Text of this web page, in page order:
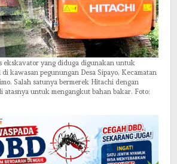
ekskavator yang diduga digunakan untuk
kawasan pegunungan Desa Sipayo, Kecamatan
Salah satunya bermerek Hitachi dengan
atasnya untuk mengangkut bahan bakar. Foto: